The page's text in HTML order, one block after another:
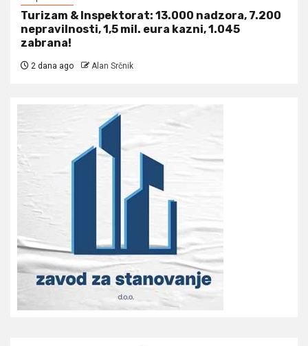
Turizam & Inspektorat: 13.000 nadzora, 7.200
nepravilnosti, 1,5 mil. eura kazni, 1.045
zabrana!
2 dana ago Alan Srčnik